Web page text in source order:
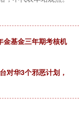
金基金三年期考核机
对华3个邪恶计划，